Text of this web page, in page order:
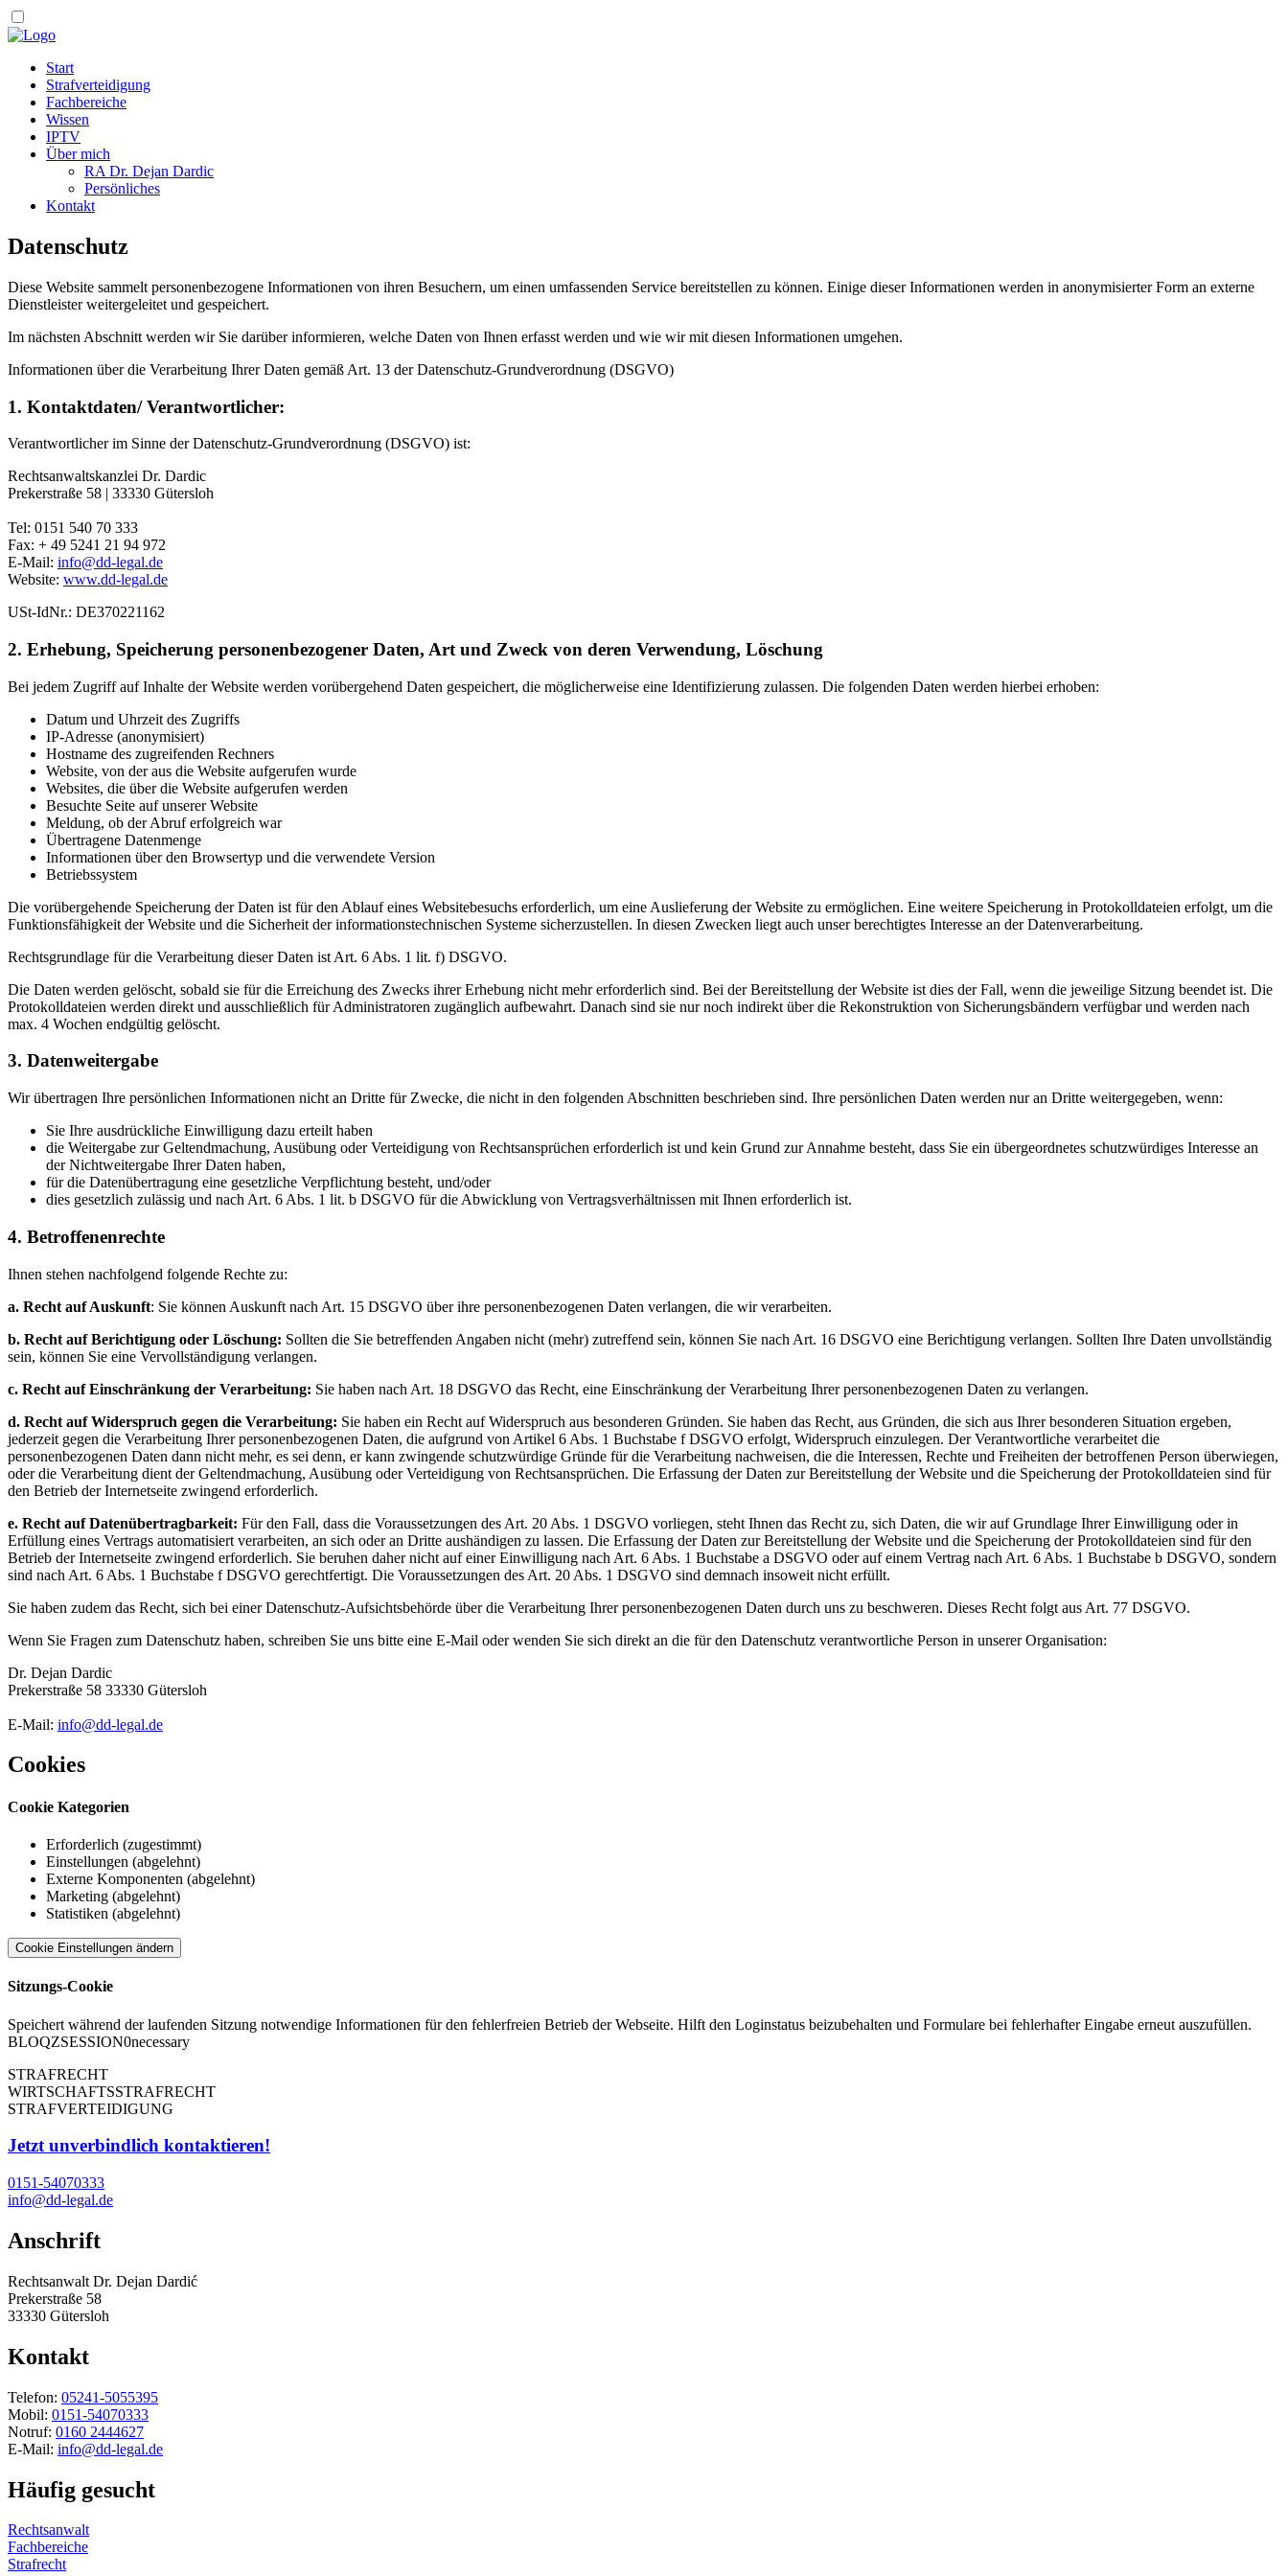
Start
Strafverteidigung
Fachbereiche
Wissen
IPTV
Über mich
RA Dr. Dejan Dardic
Persönliches
Kontakt
Datenschutz
Diese Website sammelt personenbezogene Informationen von ihren Besuchern, um einen umfassenden Service bereitstellen zu können. Einige dieser Informationen werden in anonymisierter Form an externe
Dienstleister weitergeleitet und gespeichert.
Im nächsten Abschnitt werden wir Sie darüber informieren, welche Daten von Ihnen erfasst werden und wie wir mit diesen Informationen umgehen.
Informationen über die Verarbeitung Ihrer Daten gemäß Art. 13 der Datenschutz-Grundverordnung (DSGVO)
1. Kontaktdaten/ Verantwortlicher:
Verantwortlicher im Sinne der Datenschutz-Grundverordnung (DSGVO) ist:
Rechtsanwaltskanzlei Dr. Dardic
Prekerstraße 58 | 33330 Gütersloh
Tel: 0151 540 70 333
Fax: + 49 5241 21 94 972
E-Mail: info@dd-legal.de
Website: www.dd-legal.de
USt-IdNr.: DE370221162
2. Erhebung, Speicherung personenbezogener Daten, Art und Zweck von deren Verwendung, Löschung
Bei jedem Zugriff auf Inhalte der Website werden vorübergehend Daten gespeichert, die möglicherweise eine Identifizierung zulassen. Die folgenden Daten werden hierbei erhoben:
Datum und Uhrzeit des Zugriffs
IP-Adresse (anonymisiert)
Hostname des zugreifenden Rechners
Website, von der aus die Website aufgerufen wurde
Websites, die über die Website aufgerufen werden
Besuchte Seite auf unserer Website
Meldung, ob der Abruf erfolgreich war
Übertragene Datenmenge
Informationen über den Browsertyp und die verwendete Version
Betriebssystem
Die vorübergehende Speicherung der Daten ist für den Ablauf eines Websitebesuchs erforderlich, um eine Auslieferung der Website zu ermöglichen. Eine weitere Speicherung in Protokolldateien erfolgt, um die
Funktionsfähigkeit der Website und die Sicherheit der informationstechnischen Systeme sicherzustellen. In diesen Zwecken liegt auch unser berechtigtes Interesse an der Datenverarbeitung.
Rechtsgrundlage für die Verarbeitung dieser Daten ist Art. 6 Abs. 1 lit. f) DSGVO.
Die Daten werden gelöscht, sobald sie für die Erreichung des Zwecks ihrer Erhebung nicht mehr erforderlich sind. Bei der Bereitstellung der Website ist dies der Fall, wenn die jeweilige Sitzung beendet ist. Die
Protokolldateien werden direkt und ausschließlich für Administratoren zugänglich aufbewahrt. Danach sind sie nur noch indirekt über die Rekonstruktion von Sicherungsbändern verfügbar und werden nach
max. 4 Wochen endgültig gelöscht.
3. Datenweitergabe
Wir übertragen Ihre persönlichen Informationen nicht an Dritte für Zwecke, die nicht in den folgenden Abschnitten beschrieben sind. Ihre persönlichen Daten werden nur an Dritte weitergegeben, wenn:
Sie Ihre ausdrückliche Einwilligung dazu erteilt haben
die Weitergabe zur Geltendmachung, Ausübung oder Verteidigung von Rechtsansprüchen erforderlich ist und kein Grund zur Annahme besteht, dass Sie ein übergeordnetes schutzwürdiges Interesse an
der Nichtweitergabe Ihrer Daten haben,
für die Datenübertragung eine gesetzliche Verpflichtung besteht, und/oder
dies gesetzlich zulässig und nach Art. 6 Abs. 1 lit. b DSGVO für die Abwicklung von Vertragsverhältnissen mit Ihnen erforderlich ist.
4. Betroffenenrechte
Ihnen stehen nachfolgend folgende Rechte zu:
a. Recht auf Auskunft: Sie können Auskunft nach Art. 15 DSGVO über ihre personenbezogenen Daten verlangen, die wir verarbeiten.
b. Recht auf Berichtigung oder Löschung: Sollten die Sie betreffenden Angaben nicht (mehr) zutreffend sein, können Sie nach Art. 16 DSGVO eine Berichtigung verlangen. Sollten Ihre Daten unvollständig
sein, können Sie eine Vervollständigung verlangen.
c. Recht auf Einschränkung der Verarbeitung: Sie haben nach Art. 18 DSGVO das Recht, eine Einschränkung der Verarbeitung Ihrer personenbezogenen Daten zu verlangen.
d. Recht auf Widerspruch gegen die Verarbeitung: Sie haben ein Recht auf Widerspruch aus besonderen Gründen. Sie haben das Recht, aus Gründen, die sich aus Ihrer besonderen Situation ergeben,
jederzeit gegen die Verarbeitung Ihrer personenbezogenen Daten, die aufgrund von Artikel 6 Abs. 1 Buchstabe f DSGVO erfolgt, Widerspruch einzulegen. Der Verantwortliche verarbeitet die
personenbezogenen Daten dann nicht mehr, es sei denn, er kann zwingende schutzwürdige Gründe für die Verarbeitung nachweisen, die die Interessen, Rechte und Freiheiten der betroffenen Person überwiegen,
oder die Verarbeitung dient der Geltendmachung, Ausübung oder Verteidigung von Rechtsansprüchen. Die Erfassung der Daten zur Bereitstellung der Website und die Speicherung der Protokolldateien sind für
den Betrieb der Internetseite zwingend erforderlich.
e. Recht auf Datenübertragbarkeit: Für den Fall, dass die Voraussetzungen des Art. 20 Abs. 1 DSGVO vorliegen, steht Ihnen das Recht zu, sich Daten, die wir auf Grundlage Ihrer Einwilligung oder in
Erfüllung eines Vertrags automatisiert verarbeiten, an sich oder an Dritte aushändigen zu lassen. Die Erfassung der Daten zur Bereitstellung der Website und die Speicherung der Protokolldateien sind für den
Betrieb der Internetseite zwingend erforderlich. Sie beruhen daher nicht auf einer Einwilligung nach Art. 6 Abs. 1 Buchstabe a DSGVO oder auf einem Vertrag nach Art. 6 Abs. 1 Buchstabe b DSGVO, sondern
sind nach Art. 6 Abs. 1 Buchstabe f DSGVO gerechtfertigt. Die Voraussetzungen des Art. 20 Abs. 1 DSGVO sind demnach insoweit nicht erfüllt.
Sie haben zudem das Recht, sich bei einer Datenschutz-Aufsichtsbehörde über die Verarbeitung Ihrer personenbezogenen Daten durch uns zu beschweren. Dieses Recht folgt aus Art. 77 DSGVO.
Wenn Sie Fragen zum Datenschutz haben, schreiben Sie uns bitte eine E-Mail oder wenden Sie sich direkt an die für den Datenschutz verantwortliche Person in unserer Organisation:
Dr. Dejan Dardic
Prekerstraße 58 33330 Gütersloh
E-Mail: info@dd-legal.de
Cookies
Cookie Kategorien
Erforderlich (zugestimmt)
Einstellungen (abgelehnt)
Externe Komponenten (abgelehnt)
Marketing (abgelehnt)
Statistiken (abgelehnt)
Cookie Einstellungen ändern
Sitzungs-Cookie
Speichert während der laufenden Sitzung notwendige Informationen für den fehlerfreien Betrieb der Webseite. Hilft den Loginstatus beizubehalten und Formulare bei fehlerhafter Eingabe erneut auszufüllen.
BLOQZSESSION0necessary
STRAFRECHT
WIRTSCHAFTSSTRAFRECHT
STRAFVERTEIDIGUNG
Jetzt unverbindlich kontaktieren!
0151-54070333
info@dd-legal.de
Anschrift
Rechtsanwalt Dr. Dejan Dardić
Prekerstraße 58
33330 Gütersloh
Kontakt
Telefon: 05241-5055395
Mobil: 0151-54070333
Notruf: 0160 2444627
E-Mail: info@dd-legal.de
Häufig gesucht
Rechtsanwalt
Fachbereiche
Strafrecht